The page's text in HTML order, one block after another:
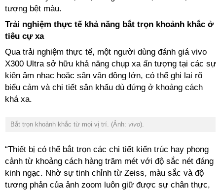
tượng bệt màu.
Trải nghiệm thực tế khả năng bắt trọn khoảnh khắc ở
tiêu cự xa
Qua trải nghiệm thực tế, một người dùng đánh giá vivo
X300 Ultra sở hữu khả năng chụp xa ấn tượng tại các sự
kiện âm nhạc hoặc sân vận động lớn, có thể ghi lại rõ
biểu cảm và chi tiết sân khấu dù đứng ở khoảng cách
khá xa.
Bắt trọn khoảnh khắc từ mọi vị trí. (Ảnh: vivo).
“Thiết bị có thể bắt trọn các chi tiết kiến trúc hay phong
cảnh từ khoảng cách hàng trăm mét với độ sắc nét đáng
kinh ngạc. Nhờ sự tinh chỉnh từ Zeiss, màu sắc và độ
tương phản của ảnh zoom luôn giữ được sự chân thực,